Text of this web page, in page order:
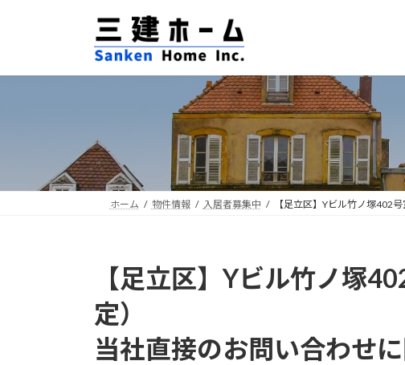
ホーム 物件情報 入居者募集中 【足立区】Yビル竹ノ塚402
【足立区】Yビル竹ノ塚
定）
当社直接のお問い合わせ